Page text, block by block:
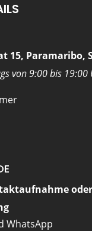
15, Paramaribo,
von 9:00 bis 19:00
WhatsApp